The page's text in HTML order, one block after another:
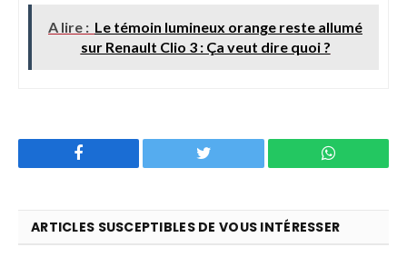
A lire : Le témoin lumineux orange reste allumé
sur Renault Clio 3 : Ça veut dire quoi ?
Twitter WhatsApp
ARTICLES SUSCEPTIBLES DE VOUS INTÉRESSER